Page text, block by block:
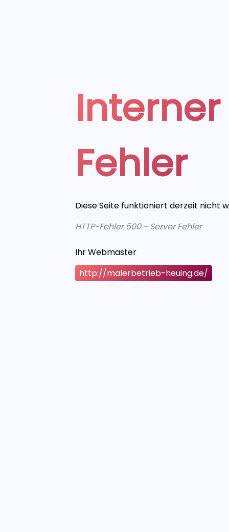
Fehler
Diese Seite funktioniert derzeit nicht
HTTP-Fehler 500 - Server Fehler
Ihr Webmaster
http://malerbetrieb-heuing.de/